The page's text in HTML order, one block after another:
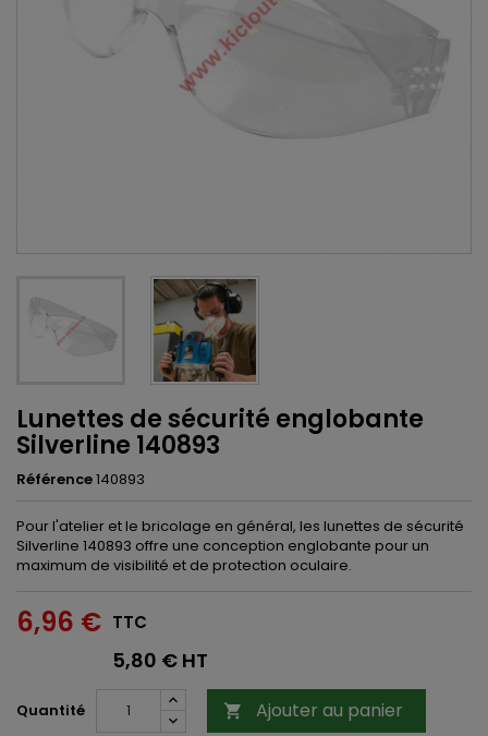
Lunettes de sécurité englobante
Silverline 140893
Référence140893
Pour l'atelier et le bricolage en général, les lunettes de sécurité
Silverline 140893 offre une conception englobante pour un
maximum de visibilité et de protection oculaire.
6,96 € TTC
5,80 € HT
Quantité  Ajouter au panier